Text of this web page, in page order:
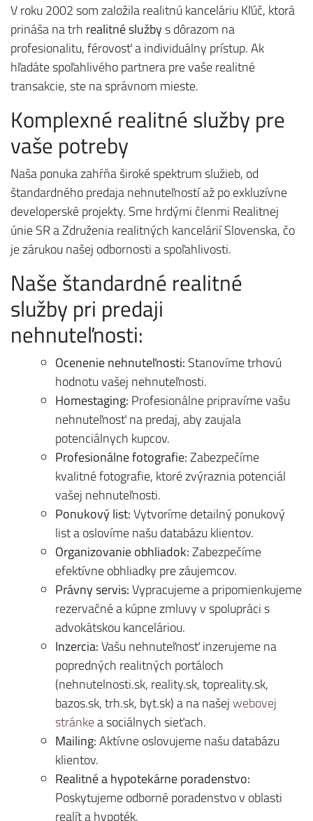
V roku 2002 som založila realitnú kanceláriu Kľúč, ktorá
prináša na trh realitné službys dôrazom na
profesionalitu, férovosť a individuálny prístup. Ak
hľadáte spoľahlivého partnera pre vaše realitné
transakcie, ste na správnom mieste.
Komplexné realitné služby pre
vaše potreby
Naša ponuka zahŕňa široké spektrum služieb, od
štandardného predaja nehnuteľností až po exkluzívne
developerské projekty. Sme hrdými členmi Realitnej
únie SR a Združenia realitných kancelárií Slovenska, čo
je zárukou našej odbornosti a spoľahlivosti.
Naše štandardné realitné
služby pri predaji
nehnuteľnosti:
Ocenenie nehnuteľnosti: Stanovíme trhovú
hodnotu vašej nehnuteľnosti.
Homestaging: Profesionálne pripravíme vašu
nehnuteľnosť na predaj, aby zaujala
potenciálnych kupcov.
Profesionálne fotografie:Zabezpečíme
kvalitné fotografie, ktoré zvýraznia potenciál
vašej nehnuteľnosti.
Ponukový list:Vytvoríme detailný ponukový
list a oslovíme našu databázu klientov.
Organizovanie obhliadok:Zabezpečíme
efektívne obhliadky pre záujemcov.
Právny servis:Vypracujeme a pripomienkujeme
rezervačné a kúpne zmluvy v spolupráci s
advokátskou kanceláriou.
Inzercia:Vašu nehnuteľnosť inzerujeme na
popredných realitných portáloch
(nehnutelnosti.sk, reality.sk, topreality.sk,
bazos.sk, trh.sk, byt.sk) a na našejwebovej
stránkea sociálnych sieťach.
Mailing:Aktívne oslovujeme našu databázu
klientov.
Realitné a hypotekárne poradenstvo:
Poskytujeme odborné poradenstvo v oblasti
realít a hypoték.